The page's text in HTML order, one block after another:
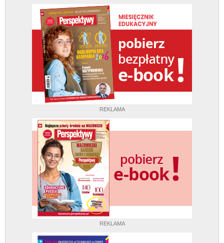
REKLAMA
REKLAMA